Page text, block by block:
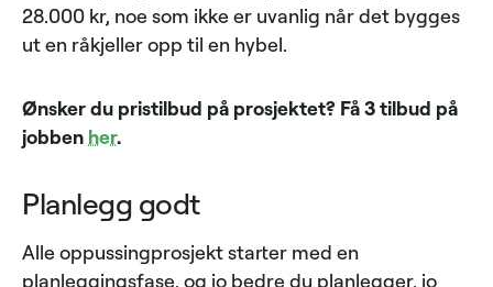
28.000 kr, noe som ikke er uvanlig når det bygges
ut en råkjeller opp til en hybel.
Ønsker du pristilbud på prosjektet? Få 3 tilbud på
jobben her.
Planlegg godt
Alle oppussingprosjekt starter med en
planleggingsfase, og jo bedre du planlegger, jo